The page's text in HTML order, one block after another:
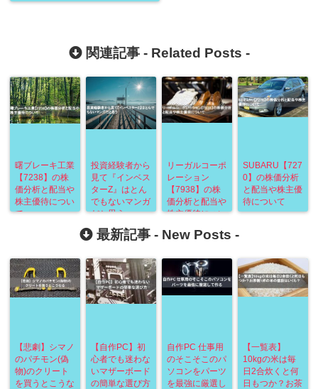
関連記事 - Related Posts -
曙ブレーキ工業
【7238】の株
価分析と配当や
株主優待につい
て
投資経験者から
見て『インベス
ターZ』はとん
でもないマンガ
だと思う
リーガルコーポ
レーション
【7938】の株
価分析と配当や
株主優待につい
SUBARU【727
0】の株価分析
と配当や株主優
待について
最新記事 - New Posts -
【悲劇】シマノ
のパチモン(偽
物)のクリート
を買うとこうな
【自作PC】初
心者でも迷わな
いマザーボード
の簡単な選び方
自作PC 仕事用
のそこそこのパ
ソコンをパーツ
を最強に厳選し
【一覧表】
10kgの米は毎
日2合炊くと何
日もつか？お茶